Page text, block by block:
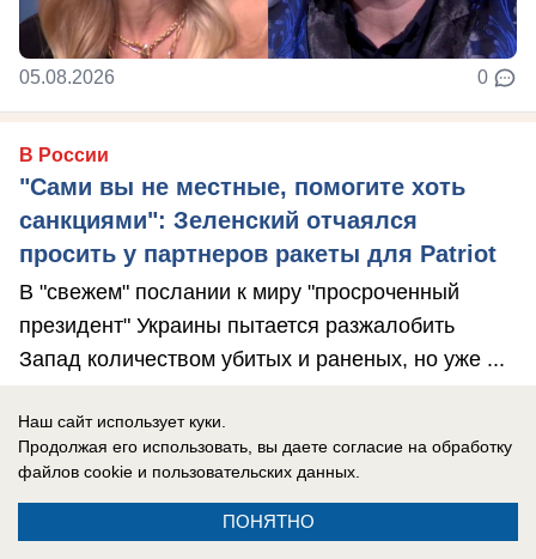
05.08.2026 0
В России
"Сами вы не местные, помогите хоть
санкциями": Зеленский отчаялся
просить у партнеров ракеты для Patriot
В "свежем" послании к миру "просроченный
президент" Украины пытается разжалобить
Запад количеством убитых и раненых, но уже ...
Наш сайт использует куки.
Продолжая его использовать, вы даете согласие на обработку
файлов cookie и пользовательских данных.
ПОНЯТНО